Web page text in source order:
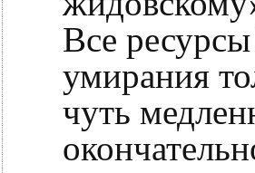
Все
умирания
чуть